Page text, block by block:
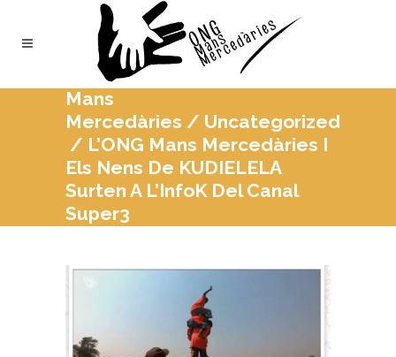
Mans
Mercedàries / Uncategorized
/ L’ONG Mans Mercedàries I
Els Nens De KUDIELELA
Surten A L’InfoK Del Canal
Super3